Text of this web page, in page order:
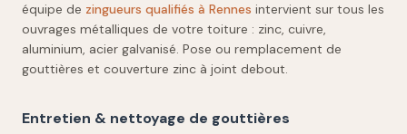
équipe de zingueurs qualifiés à Rennes intervient sur tous les
ouvrages métalliques de votre toiture : zinc, cuivre,
aluminium, acier galvanisé. Pose ou remplacement de
gouttières et couverture zinc à joint debout.
Entretien & nettoyage de gouttières